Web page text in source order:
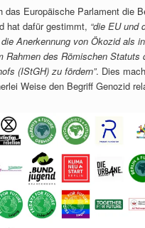
das Europäische Parlament die
hat dafür gestimmt, “die EU und
Anerkennung von Ökozid als
Rahmen des Römischen Statuts
(IStGH) zu fördern”. Dies
Weise den Begriff Genozid